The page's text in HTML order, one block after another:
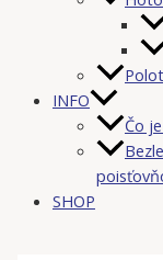
INFO
Čo
SHOP